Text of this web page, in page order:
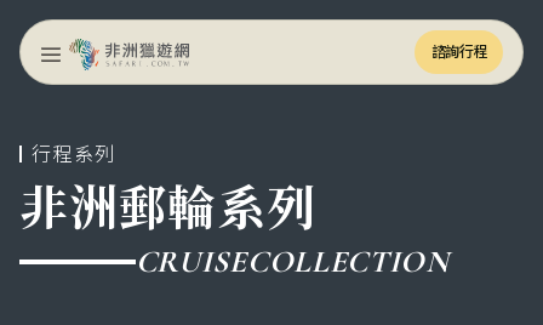
諮詢行程
諮詢行程
行程系列
非洲郵輪系列
CRUISECOLLECTION